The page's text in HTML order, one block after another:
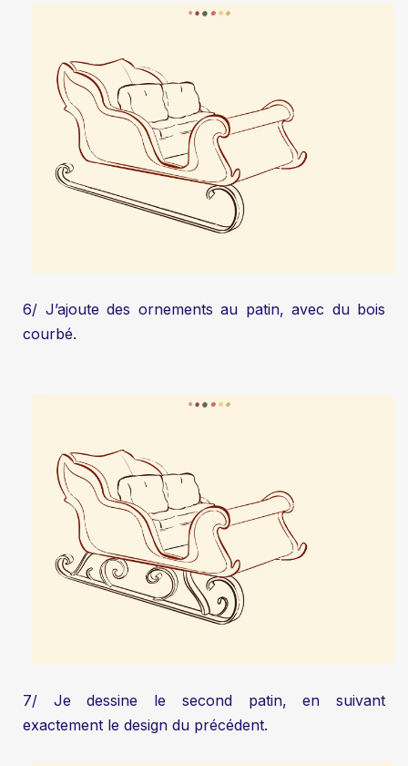
6/ J’ajoute des ornements au patin, avec du bois
courbé.
7/ Je dessine le second patin, en suivant
exactement le design du précédent.